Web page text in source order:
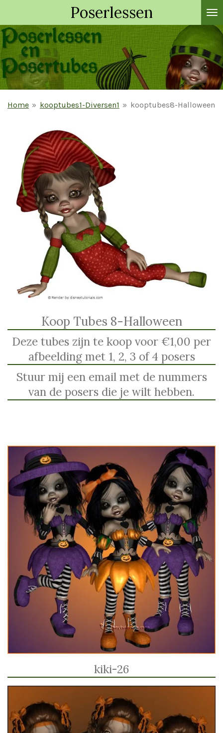
direct
naar
de
hoofdinhoud
Poserlessen
Home » kooptubes1-Diversen1 » kooptubes8-Halloween
Koop Tubes 8-Halloween
Deze tubes zijn te koop voor €1,00 per
afbeelding met 1, 2, 3 of 4 posers
Stuur mij een email met de nummers
van de posers die je wilt hebben.
kiki-26